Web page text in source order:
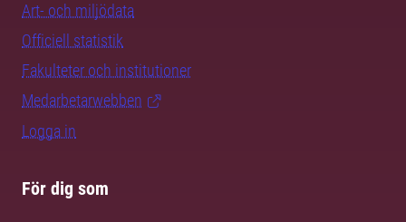
Art- och miljödata
Officiell statistik
Fakulteter och institutioner
Medarbetarwebben
Logga in
För dig som